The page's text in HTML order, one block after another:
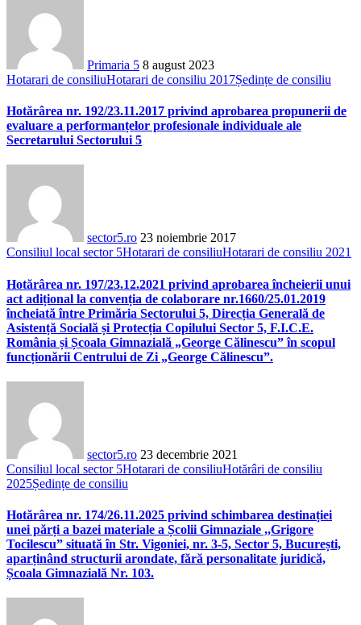
Primaria 5 8 august 2023
Hotarari de consiliuHotarari de consiliu 2017Ședințe de consiliu
Hotărârea nr. 192/23.11.2017 privind aprobarea propunerii de
evaluare a performanțelor profesionale individuale ale
Secretarului Sectorului 5
sector5.ro 23 noiembrie 2017
Consiliul local sector 5Hotarari de consiliuHotarari de consiliu 2021
Hotărârea nr. 197/23.12.2021 privind aprobarea încheierii unui
act adițional la convenția de colaborare nr.1660/25.01.2019
încheiată între Primăria Sectorului 5, Direcția Generală de
Asistență Socială și Protecția Copilului Sector 5, F.I.C.E.
România și Școala Gimnazială „George Călinescu” în scopul
funcționării Centrului de Zi „George Călinescu”.
sector5.ro 23 decembrie 2021
Consiliul local sector 5Hotarari de consiliuHotărâri de consiliu
2025Ședințe de consiliu
Hotărârea nr. 174/26.11.2025 privind schimbarea destinației
unei părți a bazei materiale a Școlii Gimnaziale ,,Grigore
Tocilescu” situată în Str. Vigoniei, nr. 3-5, Sector 5, București,
aparținând structurii arondate, fără personalitate juridică,
Școala Gimnazială Nr. 103.